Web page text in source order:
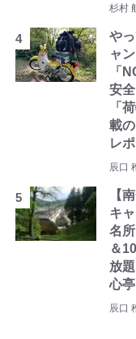
杉村
や
ャ
「
安
「
載
レポ
辰口
【
キ
名
＆
放
心
辰口